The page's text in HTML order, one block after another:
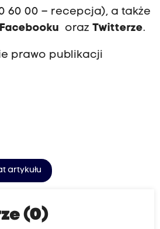
60 00 – recepcja), a także
Facebooku oraz Twitterze.
prawo publikacji
artykułu
(0)